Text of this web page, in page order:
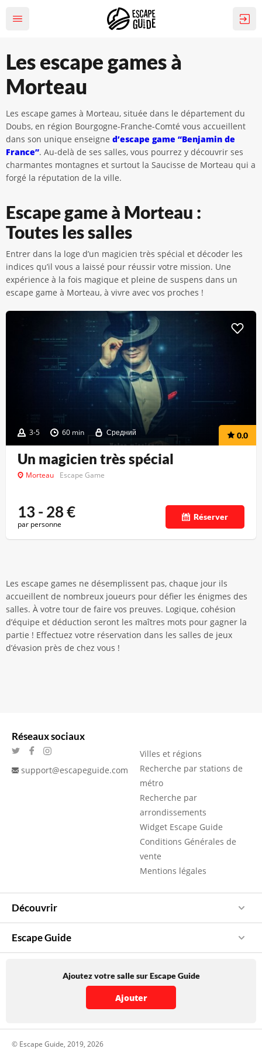
Les escape games à
Morteau
Les escape games à Morteau, située dans le département du
Doubs, en région Bourgogne-Franche-Comté vous accueillent
dans son unique enseigne d’escape game “Benjamin de
France”. Au-delà de ses salles, vous pourrez y découvrir ses
charmantes montagnes et surtout la Saucisse de Morteau qui a
forgé la réputation de la ville.
Escape game à Morteau :
Toutes les salles
Entrer dans la loge d’un magicien très spécial et décoder les
indices qu’il vous a laissé pour réussir votre mission. Une
expérience à la fois magique et pleine de suspens dans un
escape game à Morteau, à vivre avec vos proches !
3-5 60 min Средний 0.0
Un magicien très spécial
Morteau Escape Game
13 - 28€
par personne
Réserver
Les escape games ne désemplissent pas, chaque jour ils
accueillent de nombreux joueurs pour défier les énigmes des
salles. À votre tour de faire vos preuves. Logique, cohésion
d’équipe et déduction seront les maîtres mots pour gagner la
partie ! Effectuez votre réservation dans les salles de jeux
d’évasion près de chez vous !
Réseaux sociaux
support@escapeguide.com
Villes et régions
Recherche par stations de
métro
Recherche par
arrondissements
Widget Escape Guide
Conditions Générales de
vente
Mentions légales
Découvrir
Escape Guide
Ajoutez votre salle sur Escape Guide
Ajouter
© Escape Guide, 2019, 2026